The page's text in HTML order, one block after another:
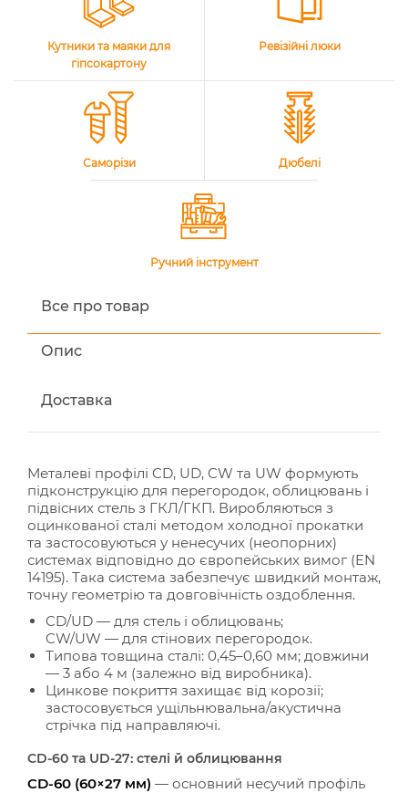
Кутники та маяки для
гіпсокартону
Ревізійні люки
Саморізи Дюбелі
Ручний інструмент
Все про товар
Опис
Доставка
Металеві профілі CD, UD, CW та UW формують
підконструкцію для перегородок, облицювань і
підвісних стель з ГКЛ/ГКП. Виробляються з
оцинкованої сталі методом холодної прокатки
та застосовуються у ненесучих (неопорних)
системах відповідно до європейських вимог (EN
14195). Така система забезпечує швидкий монтаж,
точну геометрію та довговічність оздоблення.
CD/UD — для стель і облицювань;
CW/UW — для стінових перегородок.
Типова товщина сталі: 0,45–0,60 мм; довжини
— 3 або 4 м (залежно від виробника).
Цинкове покриття захищає від корозії;
застосовується ущільнювальна/акустична
стрічка під направляючі.
CD-60 та UD-27: стелі й облицювання
CD-60 (60×27 мм) — основний несучий профіль